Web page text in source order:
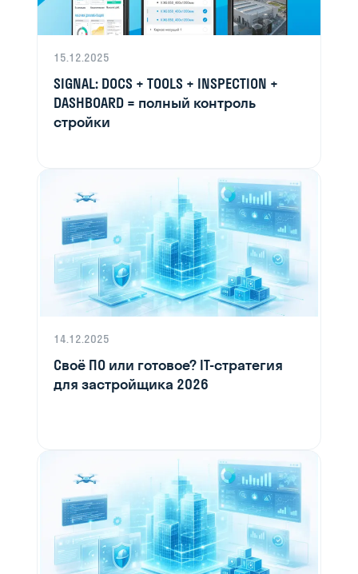
15.12.2025
SIGNAL: DOCS + TOOLS + INSPECTION +
DASHBOARD = полный контроль
стройки
14.12.2025
Своё ПО или готовое? IT-стратегия
для застройщика 2026